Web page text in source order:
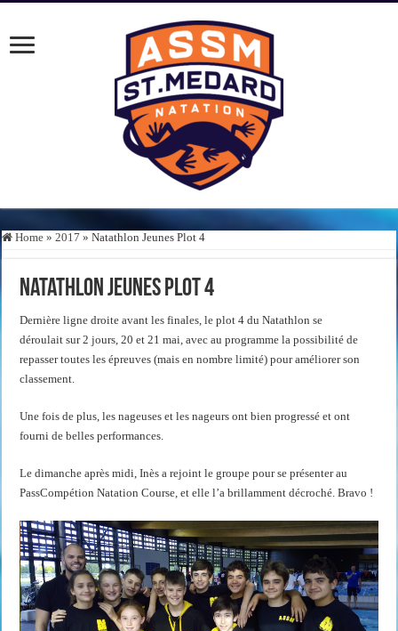
Home » 2017 » Natathlon Jeunes Plot 4
Natathlon Jeunes Plot 4
Dernière ligne droite avant les finales, le plot 4 du Natathlon se
déroulait sur 2 jours, 20 et 21 mai, avec au programme la possibilité de
repasser toutes les épreuves (mais en nombre limité) pour améliorer son
classement.
Une fois de plus, les nageuses et les nageurs ont bien progressé et ont
fourni de belles performances.
Ledimanche après midi, Inès a rejoint le groupe pour se présenter au
PassCompétion Natation Course, et elle l’a brillamment décroché. Bravo !